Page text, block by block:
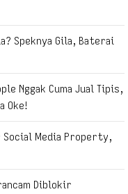
Speknya Gila, Baterai
Nggak Cuma Jual Tipis,
Oke!
Media Property,
Diblokir